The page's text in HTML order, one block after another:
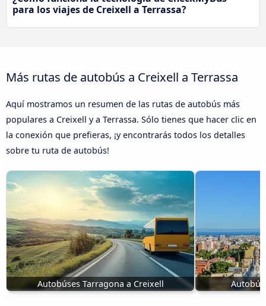
para los viajes de Creixell a Terrassa?
Más rutas de autobús a Creixell a Terrassa
Aquí mostramos un resumen de las rutas de autobús más
populares a Creixell y a Terrassa. Sólo tienes que hacer clic en
la conexión que prefieras, ¡y encontrarás todos los detalles
sobre tu ruta de autobús!
Autobúses Tarragona a Creixell